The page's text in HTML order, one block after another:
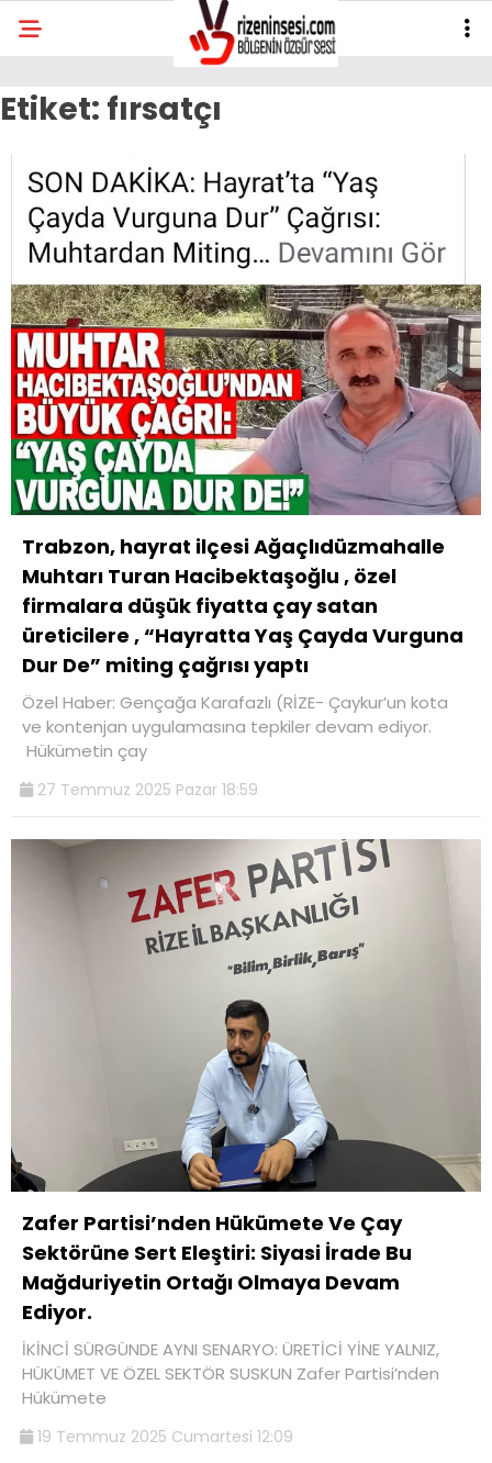
Etiket: fırsatçı
Trabzon, hayrat ilçesi Ağaçlıdüzmahalle
Muhtarı Turan Hacibektaşoğlu , özel
firmalara düşük fiyatta çay satan
üreticilere , “Hayratta Yaş Çayda Vurguna
Dur De” miting çağrısı yaptı
Özel Haber: Gençağa Karafazlı (RİZE- Çaykur’un kota
ve kontenjan uygulamasına tepkiler devam ediyor.
Hükümetin çay
27 Temmuz 2025 Pazar 18:59
Zafer Partisi’nden Hükümete Ve Çay
Sektörüne Sert Eleştiri: Siyasi İrade Bu
Mağduriyetin Ortağı Olmaya Devam
Ediyor.
İKİNCİ SÜRGÜNDE AYNI SENARYO: ÜRETİCİ YİNE YALNIZ,
HÜKÜMET VE ÖZEL SEKTÖR SUSKUN Zafer Partisi’nden
Hükümete
19 Temmuz 2025 Cumartesi 12:09